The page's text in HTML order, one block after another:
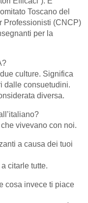
Toscano del
Professionisti (CNCP)
per la
culture. Significa
dalle consuetudini.
diversa.
vivevano con noi.
a causa dei tuoi
citarle tutte.
cosa invece ti piace